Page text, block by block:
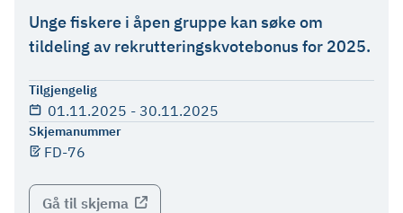
Unge fiskere i åpen gruppe kan søke om
tildeling av rekrutteringskvotebonus for 2025.
Tilgjengelig
01.11.2025 - 30.11.2025
Skjemanummer
FD-76
Gå til skjema